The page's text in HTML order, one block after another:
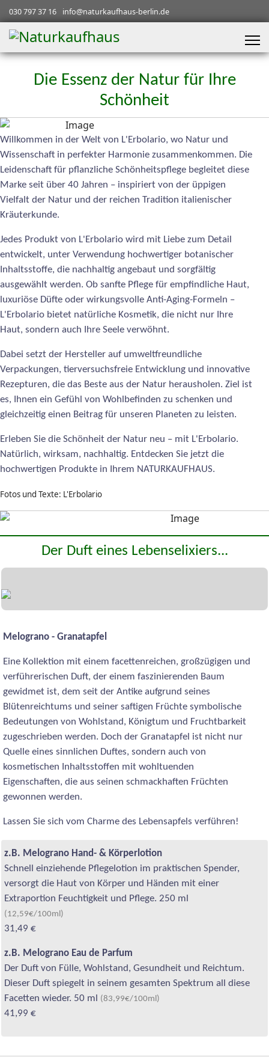
030 797 37 16 info@naturkaufhaus-berlin.de
Die Essenz der Natur für Ihre
Schönheit
Willkommen in der Welt von L'Erbolario, wo Natur und
Wissenschaft in perfekter Harmonie zusammenkommen. Die
Leidenschaft für pflanzliche Schönheitspflege begleitet diese
Marke seit über 40 Jahren – inspiriert von der üppigen
Vielfalt der Natur und der reichen Tradition italienischer
Kräuterkunde.
Jedes Produkt von L'Erbolario wird mit Liebe zum Detail
entwickelt, unter Verwendung hochwertiger botanischer
Inhaltsstoffe, die nachhaltig angebaut und sorgfältig
ausgewählt werden. Ob sanfte Pflege für empfindliche Haut,
luxuriöse Düfte oder wirkungsvolle Anti-Aging-Formeln –
L'Erbolario bietet natürliche Kosmetik, die nicht nur Ihre
Haut, sondern auch Ihre Seele verwöhnt.
Dabei setzt der Hersteller auf umweltfreundliche
Verpackungen, tierversuchsfreie Entwicklung und innovative
Rezepturen, die das Beste aus der Natur herausholen. Ziel ist
es, Ihnen ein Gefühl von Wohlbefinden zu schenken und
gleichzeitig einen Beitrag für unseren Planeten zu leisten.
Erleben Sie die Schönheit der Natur neu – mit L'Erbolario.
Natürlich, wirksam, nachhaltig. Entdecken Sie jetzt die
hochwertigen Produkte in Ihrem NATURKAUFHAUS.
Fotos und Texte: L'Erbolario
Der Duft eines Lebenselixiers...
Melograno - Granatapfel
Eine Kollektion mit einem facettenreichen, großzügigen und
verführerischen Duft, der einem faszinierenden Baum
gewidmet ist, dem seit der Antike aufgrund seines
Blütenreichtums und seiner saftigen Früchte symbolische
Bedeutungen von Wohlstand, Königtum und Fruchtbarkeit
zugeschrieben werden. Doch der Granatapfel ist nicht nur
Quelle eines sinnlichen Duftes, sondern auch von
kosmetischen Inhaltsstoffen mit wohltuenden
Eigenschaften, die aus seinen schmackhaften Früchten
gewonnen werden.
Lassen Sie sich vom Charme des Lebensapfels verführen!
z.B. Melograno Hand- & Körperlotion
Schnell einziehende Pflegelotion im praktischen Spender,
versorgt die Haut von Körper und Händen mit einer
Extraportion Feuchtigkeit und Pflege. 250 ml
(12,59€/100ml)
31,49 €
z.B. Melograno Eau de Parfum
Der Duft von Fülle, Wohlstand, Gesundheit und Reichtum.
Dieser Duft spiegelt in seinem gesamten Spektrum all diese
Facetten wieder. 50 ml
(83,99€/100ml)
41,99 €